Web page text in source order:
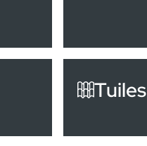
Tuiles